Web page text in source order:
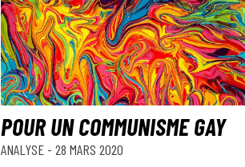
POUR UN COMMUNISME GAY
ANALYSE - 28 MARS 2020